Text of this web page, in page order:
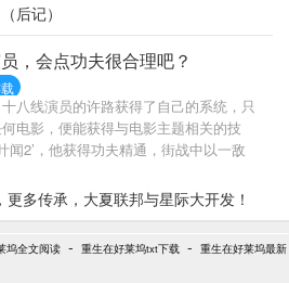
后记）
，会点功夫很合理吧？
八线演员的许路获得了自己的系统，只
电影，便能获得与电影主题相关的技
闻2’，他获得功夫精通，街战中以一敌
一个演员，会点功夫很合理吧！ 粉丝：
喝茶了，你觉得合理吗？ 参演鉴宝片，
万倍利润。 参演推理片，他获得破案精通
多传承，大夏联邦与星际大开发！
坞全文阅读 - 重生在好莱坞txt下载 - 重生在好莱坞最新